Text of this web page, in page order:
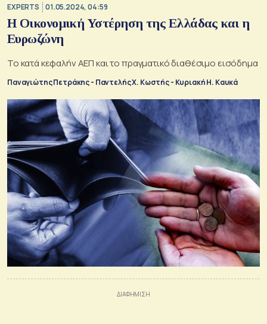
EXPERTS 01.05.2024, 04:59
Η Οικονομική Υστέρηση της Ελλάδας και η
Ευρωζώνη
Το κατά κεφαλήν ΑΕΠ και το πραγματικό διαθέσιμο εισόδημα
Παναγιώτης Πετράκης - Παντελής Χ. Κωστής - Κυριακή Η. Καυκά